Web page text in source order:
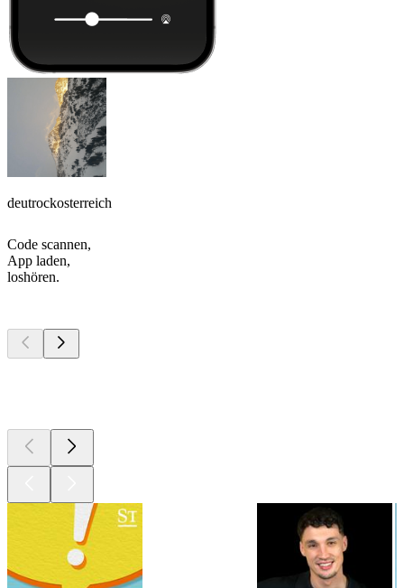
deutrockosterreich
Code scannen,
App laden,
loshören.